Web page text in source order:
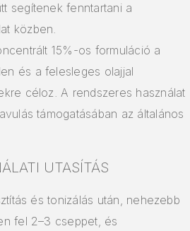
segítenek fenntartani a
közben.
15%-os formuláció a
és a felesleges olajjal
céloz. A rendszeres használat
támogatásában az általános
UTASÍTÁS
és tonizálás után, nehezebb
fel 2–3 cseppet, és